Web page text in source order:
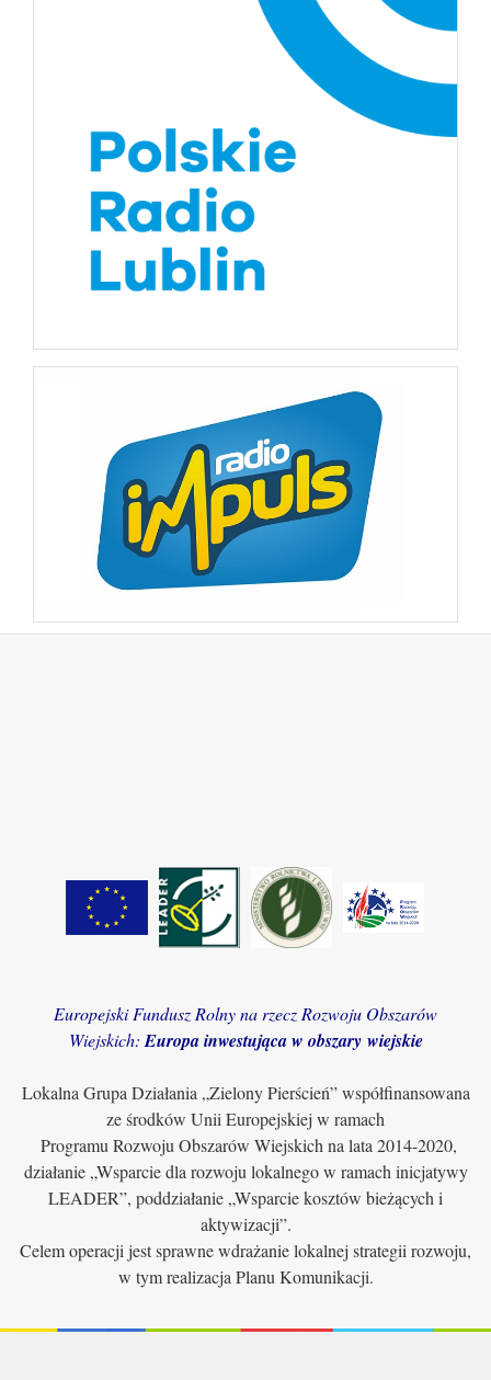
Europejski Fundusz Rolny na rzecz Rozwoju Obszarów
Wiejskich: Europa inwestująca w obszary wiejskie
Lokalna Grupa Działania „Zielony Pierścień” współfinansowana
ze środków Unii Europejskiej w ramach
Programu Rozwoju Obszarów Wiejskich na lata 2014-2020,
działanie „Wsparcie dla rozwoju lokalnego w ramach inicjatywy
LEADER”, poddziałanie „Wsparcie kosztów bieżących i
aktywizacji”.
Celem operacji jest sprawne wdrażanie lokalnej strategii rozwoju,
w tym realizacja Planu Komunikacji.